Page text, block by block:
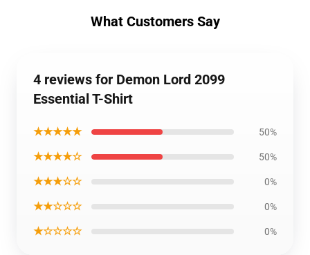
What Customers Say
4 reviews for Demon Lord 2099
Essential T-Shirt
★★★★★ 50%
★★★★☆ 50%
★★★☆☆ 0%
★★☆☆☆ 0%
★☆☆☆☆ 0%